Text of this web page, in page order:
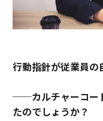
行動指針が従業員の
──カルチャーコー
たのでしょうか？